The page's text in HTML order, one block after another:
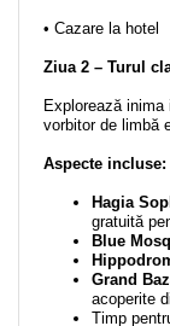
• Cazare la hotel
Ziua 2 – Turul
Explorează
vorbitor de limbă
Aspecte incluse:
Hagia
gratuită
Blue
Grand
acoperite
Timp